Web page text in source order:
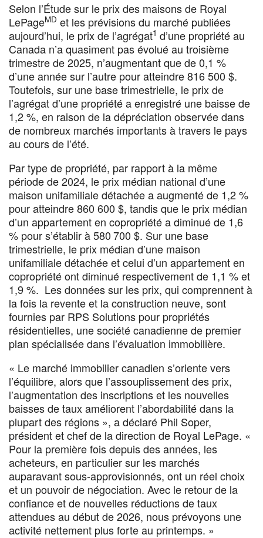
Selon l’Étude sur le prix des maisons de Royal
LePageMD et les prévisions du marché publiées
aujourd’hui, le prix de l’agrégat1 d’une propriété au
Canada n’a quasiment pas évolué au troisième
trimestre de 2025, n’augmentant que de 0,1 %
d’une année sur l’autre pour atteindre 816 500 $.
Toutefois, sur une base trimestrielle, le prix de
l’agrégat d’une propriété a enregistré une baisse de
1,2 %, en raison de la dépréciation observée dans
de nombreux marchés importants à travers le pays
au cours de l’été.
Par type de propriété, par rapport à la même
période de 2024, le prix médian national d’une
maison unifamiliale détachée a augmenté de 1,2 %
pour atteindre 860 600 $, tandis que le prix médian
d’un appartement en copropriété a diminué de 1,6
% pour s’établir à 580 700 $. Sur une base
trimestrielle, le prix médian d’une maison
unifamiliale détachée et celui d’un appartement en
copropriété ont diminué respectivement de 1,1 % et
1,9 %. Les données sur les prix, qui comprennent à
la fois la revente et la construction neuve, sont
fournies par RPS Solutions pour propriétés
résidentielles, une société canadienne de premier
plan spécialisée dans l’évaluation immobilière.
« Le marché immobilier canadien s’oriente vers
l’équilibre, alors que l’assouplissement des prix,
l’augmentation des inscriptions et les nouvelles
baisses de taux améliorent l’abordabilité dans la
plupart des régions », a déclaré Phil Soper,
président et chef de la direction de Royal LePage. «
Pour la première fois depuis des années, les
acheteurs, en particulier sur les marchés
auparavant sous-approvisionnés, ont un réel choix
et un pouvoir de négociation. Avec le retour de la
confiance et de nouvelles réductions de taux
attendues au début de 2026, nous prévoyons une
activité nettement plus forte au printemps. »